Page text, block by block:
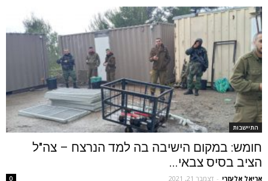
התיישבות
חומש: במקום הישיבה בה למד הנרצח – צה"ל
הציב בסיס צבאי...
אריאל אלעזרי - דצמבר 21, 2021 0